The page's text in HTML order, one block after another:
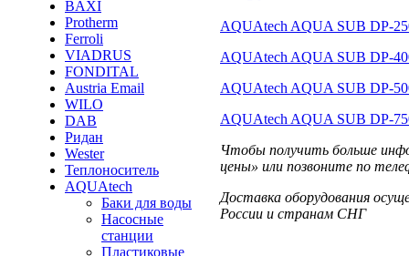
BAXI
Protherm
Ferroli
VIADRUS
FONDITAL
Austria Email
WILO
DAB
Ридан
Wester
Теплоноситель
AQUAtech
Баки для воды
Насосные
станции
Пластиковые
AQUAtech AQUA SUB DP-
AQUAtech AQUA SUB DP-
AQUAtech AQUA SUB DP-
AQUAtech AQUA SUB DP-
Чтобы получить больше
цены» или позвоните по
Доставка оборудования
России и странам СНГ